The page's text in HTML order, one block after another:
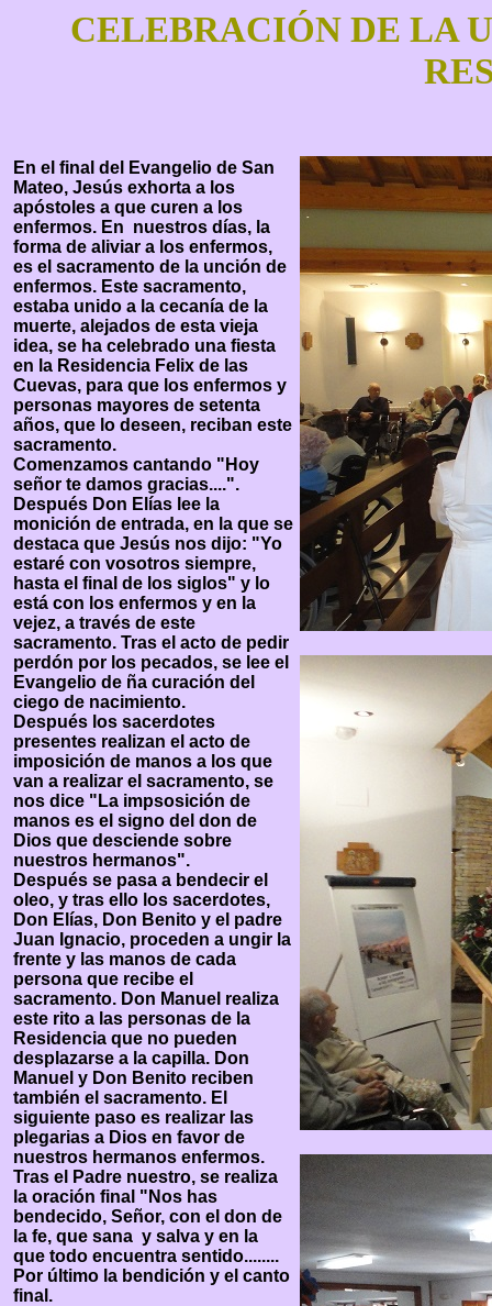
CELEBRACIÓN DE LA
En el final del Evangelio de San
Mateo, Jesús exhorta a los
apóstoles a que curen a los
enfermos. En nuestros días, la
forma de aliviar a los enfermos,
es el sacramento de la unción de
enfermos. Este sacramento,
estaba unido a la cecanía de la
muerte, alejados de esta vieja
idea, se ha celebrado una fiesta
en la Residencia Felix de las
Cuevas, para que los enfermos y
personas mayores de setenta
años, que lo deseen, reciban este
sacramento.
Comenzamos cantando "Hoy
señor te damos gracias....".
Después Don Elías lee la
monición de entrada, en la que se
destaca que Jesús nos dijo: "Yo
estaré con vosotros siempre,
hasta el final de los siglos" y lo
está con los enfermos y en la
vejez, a través de este
sacramento. Tras el acto de pedir
perdón por los pecados, se lee el
Evangelio de ña curación del
ciego de nacimiento.
Después los sacerdotes
presentes realizan el acto de
imposición de manos a los que
van a realizar el sacramento, se
nos dice "La impsosición de
manos es el signo del don de
Dios que desciende sobre
nuestros hermanos".
Después se pasa a bendecir el
oleo, y tras ello los sacerdotes,
Don Elías, Don Benito y el padre
Juan Ignacio, proceden a ungir la
frente y las manos de cada
persona que recibe el
sacramento. Don Manuel realiza
este rito a las personas de la
Residencia que no pueden
desplazarse a la capilla. Don
Manuel y Don Benito reciben
también el sacramento. El
siguiente paso es realizar las
plegarias a Dios en favor de
nuestros hermanos enfermos.
Tras el Padre nuestro, se realiza
la oración final "Nos has
bendecido, Señor, con el don de
la fe, que sana y salva y en la
que todo encuentra sentido........
Por último la bendición y el canto
final.